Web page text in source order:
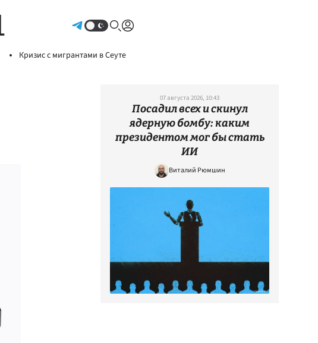
Кризис с мигрантами в Сеуте
07 августа 2026, 10:43
Посадил всех и скинул
ядерную бомбу: каким
президентом мог бы стать
ИИ
Виталий Рюмшин